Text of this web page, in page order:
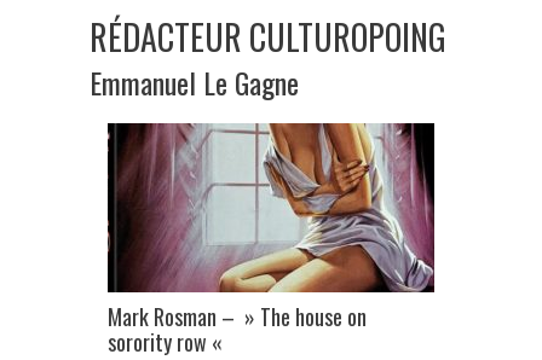
RÉDACTEUR CULTUROPOING
Emmanuel Le Gagne
Mark Rosman – » The house on
sorority row «